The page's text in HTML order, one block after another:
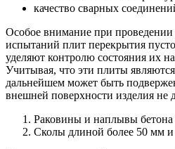
качество сварных
Особое внимание при
испытаний плит перекрытия
уделяют контролю состояния их
Учитывая, что эти плиты
дальнейшем может быть
внешней поверхности изделия не
Раковины и наплывы
Сколы длиной более 50 мм